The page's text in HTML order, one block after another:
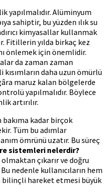
yapılmalıdır. Alüminyum
sahiptir, bu yüzden ılık su
kimyasallar kullanmak
Fitillerin yılda birkaç kez
önlemek için önemlidir.
da zaman zaman
kısımların daha uzun ömürlü
maruz kalan bölgelerde
yapılmalıdır. Böylece
artırılır.
kadar birçok
Tüm bu adımlar
ömrünü uzatır. Bu süreç
sistemleri nelerdir?
çıkarır ve doğru
nedenle kullanıcıların hem
bilinçli hareket etmesi büyük